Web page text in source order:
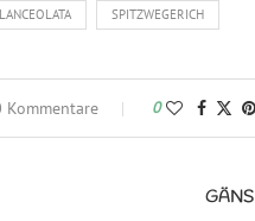
SPITZWEGERICH
Kommentare 0